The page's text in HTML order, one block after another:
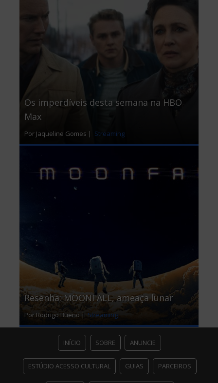
Os imperdíveis desta semana na HBO
Max
Por Jaqueline Gomes | Streaming
Resenha: MOONFALL, ameaça lunar
Por Rodrigo Bueno | Streaming
INÍCIO SOBRE ANUNCIE
ESTÚDIO ACESSO CULTURAL GUIAS PARCEIROS